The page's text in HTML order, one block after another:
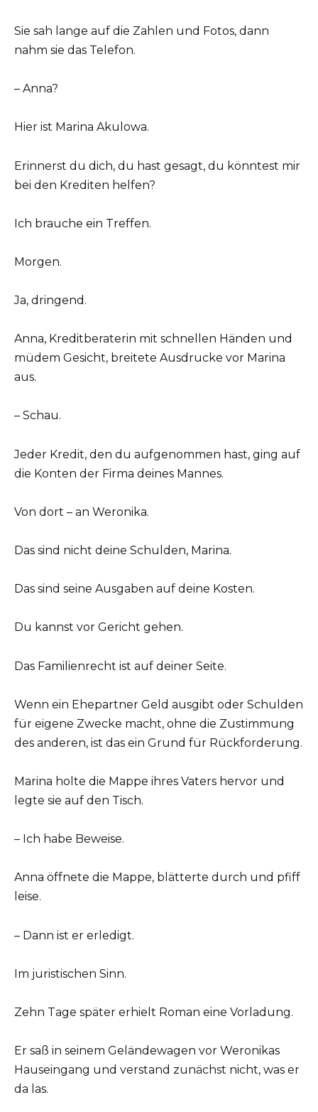
Sie sah lange auf die Zahlen und Fotos, dann
nahm sie das Telefon.
– Anna?
Hier ist Marina Akulowa.
Erinnerst du dich, du hast gesagt, du könntest mir
bei den Krediten helfen?
Ich brauche ein Treffen.
Morgen.
Ja, dringend.
Anna, Kreditberaterin mit schnellen Händen und
müdem Gesicht, breitete Ausdrucke vor Marina
aus.
– Schau.
Jeder Kredit, den du aufgenommen hast, ging auf
die Konten der Firma deines Mannes.
Von dort – an Weronika.
Das sind nicht deine Schulden, Marina.
Das sind seine Ausgaben auf deine Kosten.
Du kannst vor Gericht gehen.
Das Familienrecht ist auf deiner Seite.
Wenn ein Ehepartner Geld ausgibt oder Schulden
für eigene Zwecke macht, ohne die Zustimmung
des anderen, ist das ein Grund für Rückforderung.
Marina holte die Mappe ihres Vaters hervor und
legte sie auf den Tisch.
– Ich habe Beweise.
Anna öffnete die Mappe, blätterte durch und pfiff
leise.
– Dann ist er erledigt.
Im juristischen Sinn.
Zehn Tage später erhielt Roman eine Vorladung.
Er saß in seinem Geländewagen vor Weronikas
Hauseingang und verstand zunächst nicht, was er
da las.